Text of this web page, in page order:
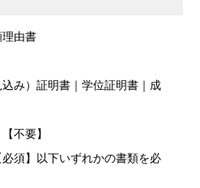
理由書
み）証明書｜学位証明書｜成
不要】
須】以下いずれかの書類を必